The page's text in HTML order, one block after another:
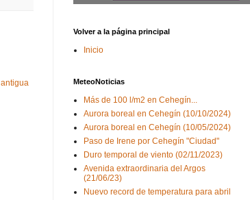
Volver a la página principal
Inicio
MeteoNoticias
Más de 100 l/m2 en Cehegín...
Aurora boreal en Cehegín (10/10/2024)
Aurora boreal en Cehegín (10/05/2024)
Paso de Irene por Cehegín "Ciudad"
Duro temporal de viento (02/11/2023)
Avenida extraordinaria del Argos
(21/06/23)
Nuevo record de temperatura para abril